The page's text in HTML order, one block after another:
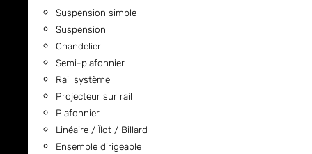
Suspension simple
Suspension
Chandelier
Semi-plafonnier
Rail système
Projecteur sur rail
Plafonnier
Linéaire / Îlot / Billard
Ensemble dirigeable